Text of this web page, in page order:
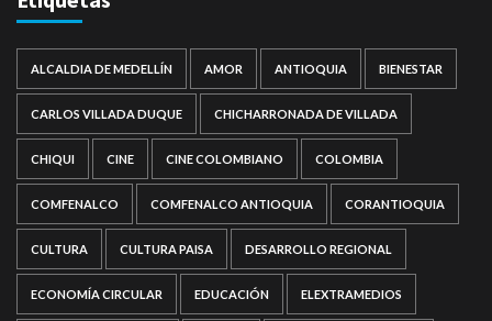
ALCALDIA DE MEDELLÍN AMOR ANTIOQUIA BIENESTAR
CARLOS VILLADA DUQUE CHICHARRONADA DE VILLADA
CHIQUI CINE CINE COLOMBIANO COLOMBIA
COMFENALCO COMFENALCO ANTIOQUIA CORANTIOQUIA
CULTURA CULTURA PAISA DESARROLLO REGIONAL
ECONOMÍA CIRCULAR EDUCACIÓN ELEXTRAMEDIOS